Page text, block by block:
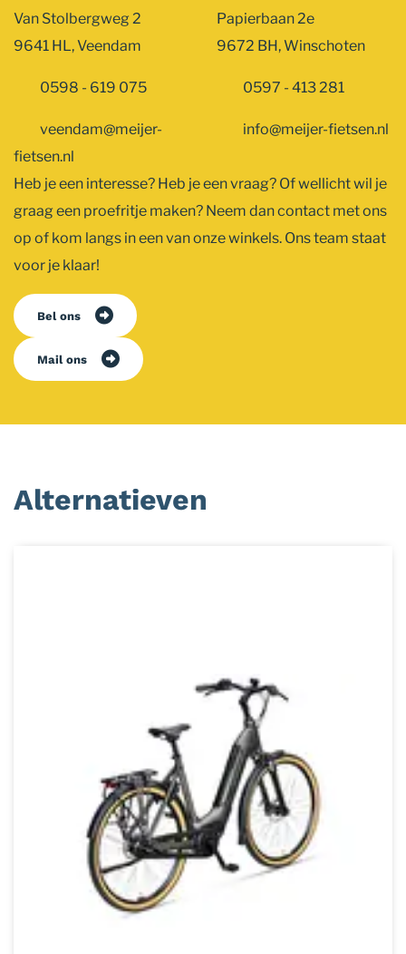
Van Stolbergweg 2
9641 HL, Veendam
0598 - 619 075
veendam@meijer-
fietsen.nl
Papierbaan 2e
9672 BH, Winschoten
0597 - 413 281
info@meijer-fietsen.nl
Heb je een interesse? Heb je een vraag? Of wellicht wil je
graag een proefritje maken? Neem dan contact met ons
op of kom langs in een van onze winkels. Ons team staat
voor je klaar!
Bel ons
Mail ons
Alternatieven